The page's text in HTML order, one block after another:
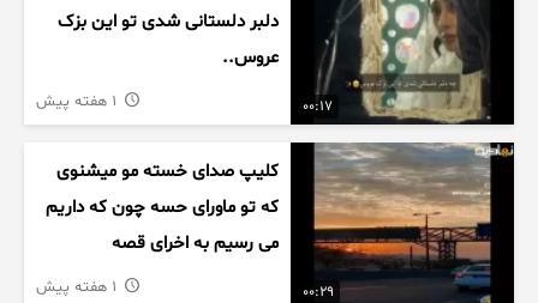
00:17
دلبر دلستانی شدی تو این بزک
عروس..
00:29
کلیپ صدای خسته مو میشنوی
که تو ماورای حسه چون که داریم
می رسیم به اخرای قصه